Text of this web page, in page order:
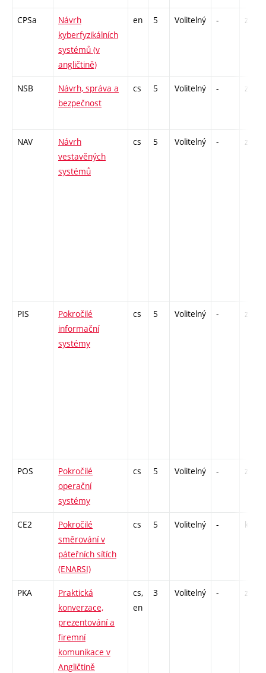
CPSa
Návrh
kyberfyzikálních
systémů (v
angličtině)
en 5 Volitelný - zá,zk
NSB
Návrh, správa a
bezpečnost
cs 5 Volitelný - zá,zk
NAV
Návrh
vestavěných
systémů
cs 5 Volitelný - zk
PIS
Pokročilé
informační
systémy
cs 5 Volitelný - zá,zk
POS
Pokročilé
operační
systémy
cs 5 Volitelný - zk
CE2
Pokročilé
směrování v
páteřních sítích
(ENARSI)
cs 5 Volitelný - kl
PKA
Praktická
konverzace,
prezentování a
firemní
komunikace v
Angličtině
cs,
en
3 Volitelný - zá